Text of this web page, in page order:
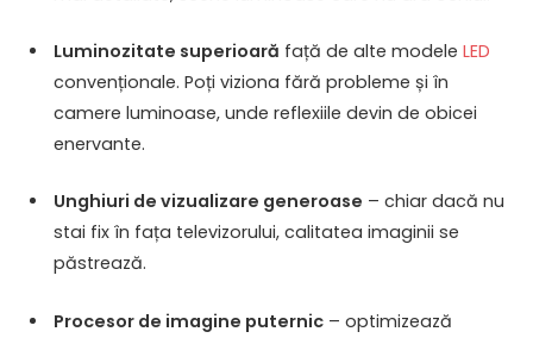
Luminozitate superioară față de alte modele LED
convenționale. Poți viziona fără probleme și în
camere luminoase, unde reflexiile devin de obicei
enervante.
Unghiuri de vizualizare generoase – chiar dacă nu
stai fix în fața televizorului, calitatea imaginii se
păstrează.
Procesor de imagine puternic – optimizează